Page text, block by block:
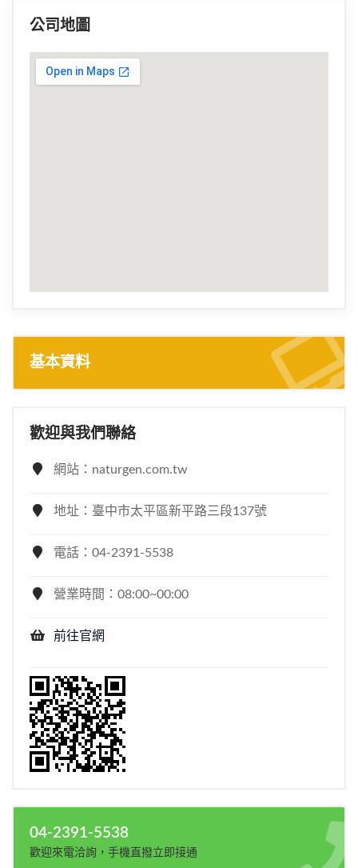
公司地圖
基本資料
歡迎與我們聯絡
網站：naturgen.com.tw
地址：臺中市太平區新平路三段137號
電話：04-2391-5538
營業時間：08:00~00:00
前往官網
04-2391-5538
歡迎來電洽詢，手機直撥立即接通